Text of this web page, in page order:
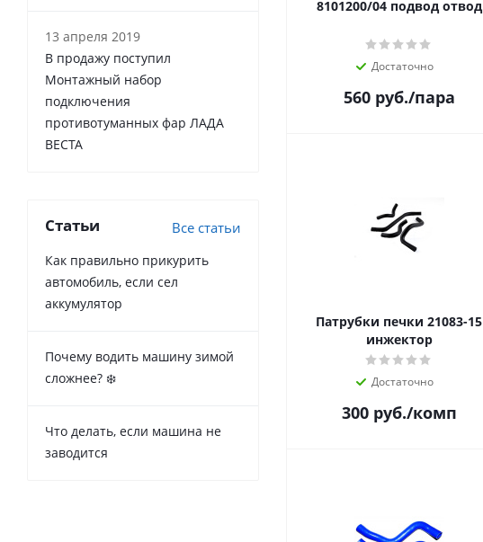
8101200/04 подвод отвод
Достаточно
560руб./пара
Патрубки печки 21083-15
инжектор
Достаточно
300руб./комп
13 апреля 2019
В продажу поступил
Монтажный набор
подключения
противотуманных фар ЛАДА
ВЕСТА
Статьи Все статьи
Как правильно прикурить
автомобиль, если сел
аккумулятор
Почему водить машину зимой
сложнее? ❄️
Что делать, если машина не
заводится